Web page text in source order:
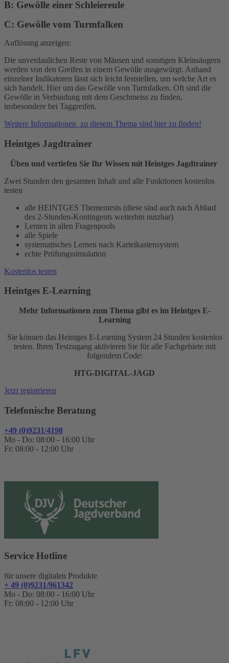
B: Gewölle einer Schleiereule
C: Gewölle vom Turmfalken
Auflösung anzeigen:
Die unverdaulichen Reste von Mäusen und sonstigen Kleinsäugern
werden von den Greifen in einem Gewölle ausgewürgt. Anhand
einzelner Indikatoren lässt sich leicht feststellen, um welche Art es
sich handelt. Hier um das Gewölle von Turmfalken. Oft sind die
Gewölle in Verbindung mit dem Geschmeiss zu finden,
insbesondere bei Taggreifen.
Weitere Informationen zu diesem Thema sind hier zu finden!
Heintges Jagdtrainer
Üben und vertiefen Sie Ihr Wissen mit Heintges Jagdtrainer
Zwei Stunden den gesamten Inhalt und alle Funktionen kostenlos
testen
alle HEINTGES Thementests (diese sind auch nach Ablauf
des 2-Stunden-Kontingents weiterhin nutzbar)
Lernen in allen Fragenpools
alle Spiele
systematisches Lernen nach Karteikastensystem
echte Prüfungssimulation
Kostenlos testen
Heintges E-Learning
Mehr Informationen zum Thema gibt es im Heintges E-
Learning
Sie können das Heintges E-Learning System 24 Stunden kostenlos
testen. Ihren Testzugang aktivieren Sie für alle Fachgebiete mit
folgendem Code:
HTG-DIGITAL-JAGD
Jetzt registrieren
Telefonische Beratung
+49 (0)9231/4198
Mo - Do: 08:00 - 16:00 Uhr
Fr: 08:00 - 12:00 Uhr
Service Hotline
für unsere digitalen Produkte
+ 49 (0)9231/961342
Mo - Do: 08:00 - 16:00 Uhr
Fr: 08:00 - 12:00 Uhr